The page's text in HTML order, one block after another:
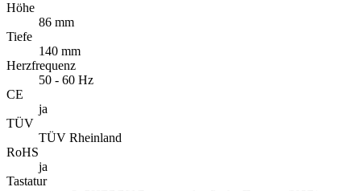
Höhe
86 mm
Tiefe
140 mm
Herzfrequenz
50 - 60 Hz
CE
ja
TÜV
TÜV Rheinland
RoHS
ja
Tastatur